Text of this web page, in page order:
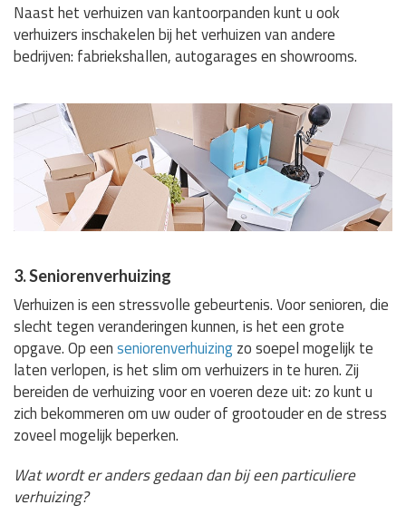
Naast het verhuizen van kantoorpanden kunt u ook
verhuizers inschakelen bij het verhuizen van andere
bedrijven: fabriekshallen, autogarages en showrooms.
3. Seniorenverhuizing
Verhuizen is een stressvolle gebeurtenis. Voor senioren, die
slecht tegen veranderingen kunnen, is het een grote
opgave. Op eenseniorenverhuizingzo soepel mogelijk te
laten verlopen, is het slim om verhuizers in te huren. Zij
bereiden de verhuizing voor en voeren deze uit: zo kunt u
zich bekommeren om uw ouder of grootouder en de stress
zoveel mogelijk beperken.
Wat wordt er anders gedaan dan bij een particuliere
verhuizing?